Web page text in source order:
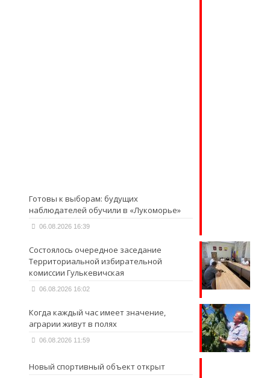
Готовы к выборам: будущих
наблюдателей обучили в «Лукоморье»
06.08.2026 16:39
Состоялось очередное заседание
Территориальной избирательной
комиссии Гулькевичская
06.08.2026 16:02
Когда каждый час имеет значение,
аграрии живут в полях
06.08.2026 11:59
Новый спортивный объект открыт